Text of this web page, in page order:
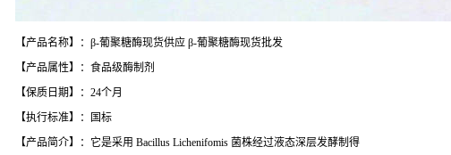
【产品名称】：β-葡聚糖酶现货供应 β-葡聚糖酶现货批发
【产品属性】：食品级酶制剂
【保质日期】：24个月
【执行标准】：国标
【产品简介】：它是采用 Bacillus Lichenifomis 菌株经过液态深层发酵制得